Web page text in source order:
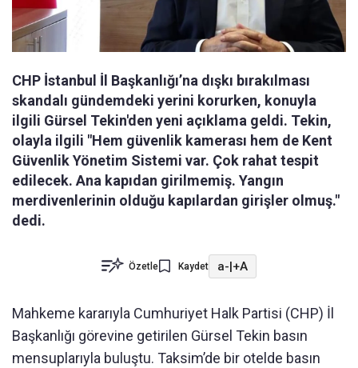
CHP İstanbul İl Başkanlığı’na dışkı bırakılması
skandalı gündemdeki yerini korurken, konuyla
ilgili Gürsel Tekin'den yeni açıklama geldi. Tekin,
olayla ilgili "Hem güvenlik kamerası hem de Kent
Güvenlik Yönetim Sistemi var. Çok rahat tespit
edilecek. Ana kapıdan girilmemiş. Yangın
merdivenlerinin olduğu kapılardan girişler olmuş."
dedi.
Özetle Kaydet a-|+A
Mahkeme kararıyla Cumhuriyet Halk Partisi (CHP) İl
Başkanlığı görevine getirilen Gürsel Tekin basın
mensuplarıyla buluştu. Taksim’de bir otelde basın